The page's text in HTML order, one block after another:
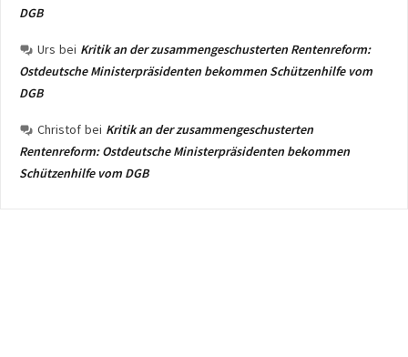
DGB
Urs bei Kritik an der zusammengeschusterten Rentenreform:
Ostdeutsche Ministerpräsidenten bekommen Schützenhilfe vom
DGB
Christof bei Kritik an der zusammengeschusterten
Rentenreform: Ostdeutsche Ministerpräsidenten bekommen
Schützenhilfe vom DGB